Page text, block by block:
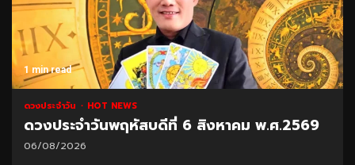
1 min read
ดวงประจำวัน HOT NEWS
ดวงประจำวันพฤหัสบดีที่ 6 สิงหาคม พ.ศ.2569
06/08/2026